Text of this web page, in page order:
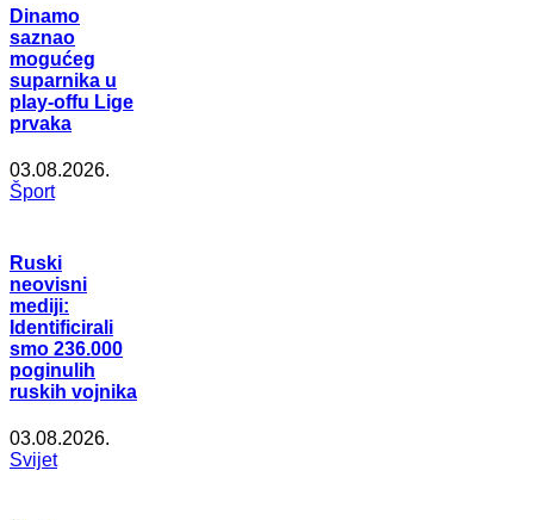
Dinamo
saznao
mogućeg
suparnika u
play-offu Lige
prvaka
03.08.2026.
Šport
Ruski
neovisni
mediji:
Identificirali
smo 236.000
poginulih
ruskih vojnika
03.08.2026.
Svijet